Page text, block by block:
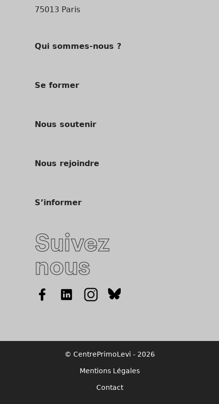
75013 Paris
Qui sommes-nous ?
Se former
Nous soutenir
Nous rejoindre
S’informer
Suivez
nous
© CentrePrimoLevi - 2026
Mentions Légales
Contact